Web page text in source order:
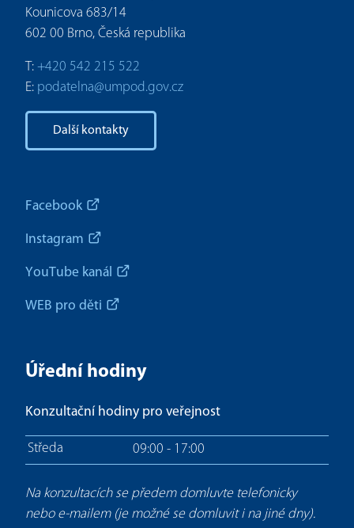
Kounicova 683/14
602 00 Brno, Česká republika
T: +420 542 215 522
E: podatelna@umpod.gov.cz
Další kontakty
Facebook
Instagram
YouTube kanál
WEB pro děti
Úřední hodiny
Konzultační hodiny pro veřejnost
Středa 09:00 - 17:00
Na konzultacích se předem domluvte telefonicky
nebo e-mailem (je možné se domluvit i na jiné dny).